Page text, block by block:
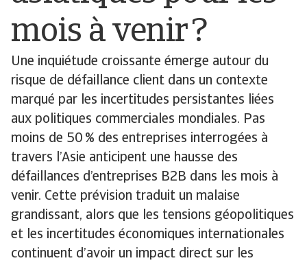
mois à venir ?
Une inquiétude croissante émerge autour du
risque de défaillance client dans un contexte
marqué par les incertitudes persistantes liées
aux politiques commerciales mondiales. Pas
moins de 50 % des entreprises interrogées à
travers l’Asie anticipent une hausse des
défaillances d’entreprises B2B dans les mois à
venir. Cette prévision traduit un malaise
grandissant, alors que les tensions géopolitiques
et les incertitudes économiques internationales
continuent d’avoir un impact direct sur les